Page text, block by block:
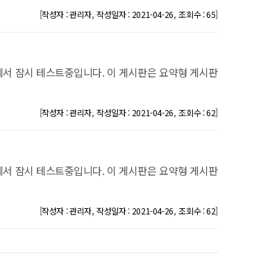
[작성자 : 관리자,작성일자 : 2021-04-26,조회수 : 65]
잠시 테스트중입니다. 이 게시판은 요약형 게시판
[작성자 : 관리자,작성일자 : 2021-04-26,조회수 : 62]
잠시 테스트중입니다. 이 게시판은 요약형 게시판
[작성자 : 관리자,작성일자 : 2021-04-26,조회수 : 62]